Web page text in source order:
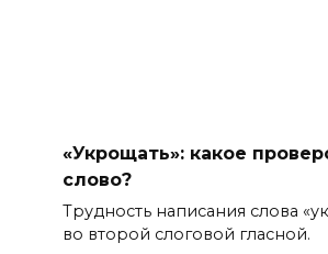
«Укрощать»: какое
слово?
Трудность написания слова
во второй слоговой гласной.